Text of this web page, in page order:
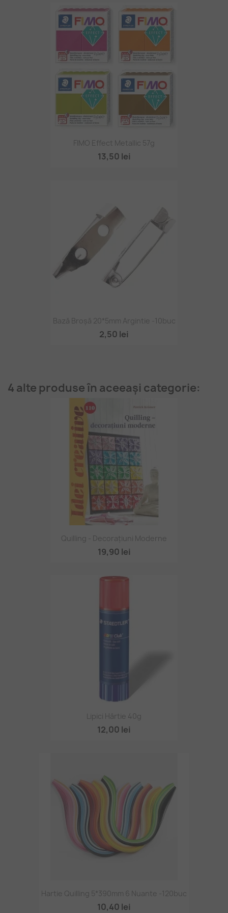
FIMO Effect Metallic 57g
13,50 lei
Bază Broșă 20*5mm Argintie -10buc
2,50 lei
4 alte produse în aceeași categorie:
Quilling - Decorațiuni Moderne
19,90 lei
Lipici Hârtie 40g
12,00 lei
Hartie Quilling 5*390mm 6 Nuante -120buc
10,40 lei